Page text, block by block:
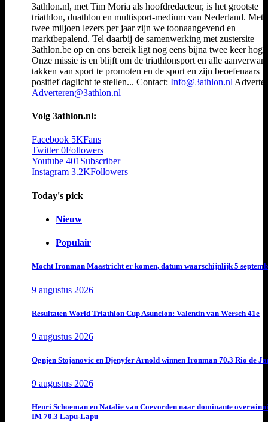
3athlon.nl, met Tim Moria als hoofdredacteur, is het grootste
triathlon, duathlon en multisport-medium van Nederland. Met
twee miljoen lezers per jaar zijn we toonaangevend en
marktbepalend. Tel daarbij de samenwerking met zustersite
3athlon.be op en ons bereik ligt nog eens bijna twee keer
Onze missie is en blijft om de triathlonsport en alle
takken van sport te promoten en de sport en zijn beoefenaars
positief daglicht te stellen... Contact: Info@3athlon.nl
Adverteren@3athlon.nl
Volg 3athlon.nl:
Facebook 5KFans
Twitter 0Followers
Youtube 401Subscriber
Instagram 3.2KFollowers
Today's pick
Nieuw
Populair
Mocht Ironman Maastricht er komen, datum waarschijnlijk 5
9 augustus 2026
Resultaten World Triathlon Cup Asuncion: Valentin van Wersch 41e
9 augustus 2026
Ognjen Stojanovic en Djenyfer Arnold winnen Ironman 70.3 Rio de
9 augustus 2026
Henri Schoeman en Natalie van Coevorden naar dominante
IM 70.3 Lapu-Lapu